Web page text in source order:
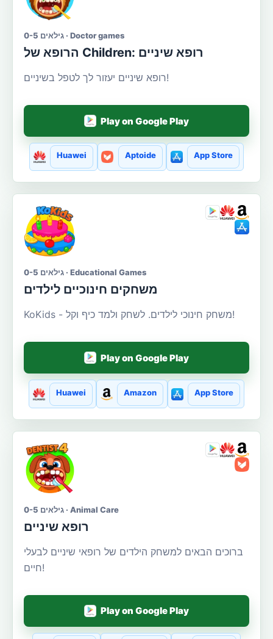
גילאים 0-5 · Doctor games
הרופא של Сhildren: רופא שיניים
רופא שיניים יעזור לך לטפל בשיניים!
Play on Google Play
Huawei Aptoide App Store
גילאים 0-5 · Educational Games
משחקים חינוכיים לילדים
KoKids - משחק חינוכי לילדים. לשחק ולמד כיף וקל!
Play on Google Play
Huawei Amazon App Store
גילאים 0-5 · Animal Care
רופא שיניים
ברוכים הבאים למשחק הילדים של רופאי שיניים לבעלי
חיים!
Play on Google Play